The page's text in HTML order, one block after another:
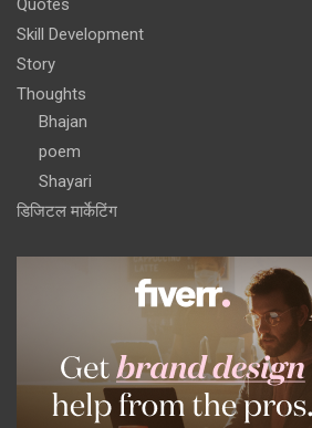
Quotes
Skill Development
Story
Thoughts
Bhajan
poem
Shayari
डिजिटल मार्केटिंग